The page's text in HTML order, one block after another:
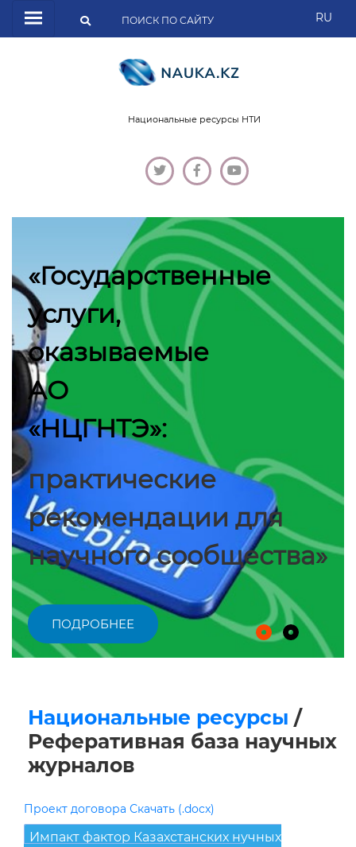
RU
Национальные ресурсы НТИ
«Государственные
услуги,
оказываемые
АО
«НЦГНТЭ»:
практические
рекомендации для
научного сообщества»
ПОДРОБНЕЕ
Национальные ресурсы /
Реферативная база научных
журналов
Проект договора Скачать (.docx)
Импакт фактор Казахстанских нучных